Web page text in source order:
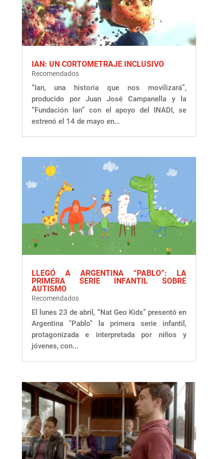
IAN: UN CORTOMETRAJE INCLUSIVO
Recomendados
“Ian, una historia que nos movilizará”,
producido por Juan José Campanella y la
“Fundación Ian” con el apoyo del INADI, se
estrenó el 14 de mayo en...
LLEGÓ A ARGENTINA “PABLO”: LA
PRIMERA SERIE INFANTIL SOBRE
AUTISMO
Recomendados
El lunes 23 de abril, “Nat Geo Kids” presentó en
Argentina "Pablo" la primera serie infantil,
protagonizada e interpretada por niños y
jóvenes, con...